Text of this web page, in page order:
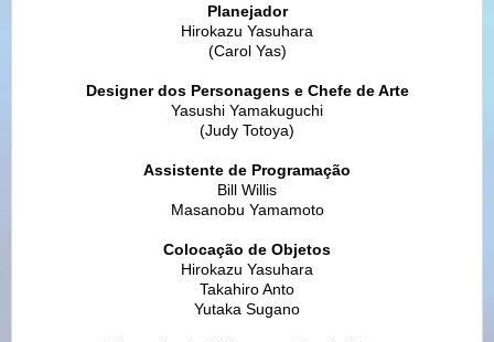
Planejador
Hirokazu Yasuhara
(Carol Yas)
Designer dos Personagens e Chefe de Arte
Yasushi Yamakuguchi
(Judy Totoya)
Assistente de Programação
Bill Willis
Masanobu Yamamoto
Colocação de Objetos
Hirokazu Yasuhara
Takahiro Anto
Yutaka Sugano